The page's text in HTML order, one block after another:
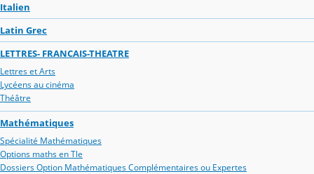
Italien
Latin Grec
LETTRES- FRANCAIS-THEATRE
Lettres et Arts
Lycéens au cinéma
Théâtre
Mathématiques
Spécialité Mathématiques
Options maths en Tle
Dossiers Option Mathématiques Complémentaires ou Expertes